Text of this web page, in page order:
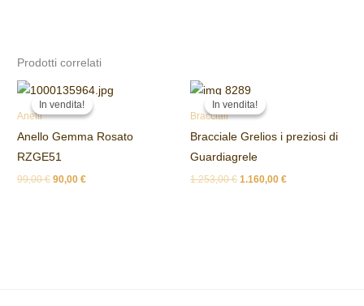
Prodotti correlati
In vendita!
In vendita!
Anelli
Anello Gemma Rosato
RZGE51
99,00€
Il
prezzo
originale
99,00 €.
90,00€
Il
prezzo
attuale
90,00 €.
In vendita!
In vendita!
Bracciali
Bracciale Grelios i preziosi di
Guardiagrele
1.253,00€
Il
prezzo
originale
1.253,00 €.
1.160,00 €
1.160,00 €.